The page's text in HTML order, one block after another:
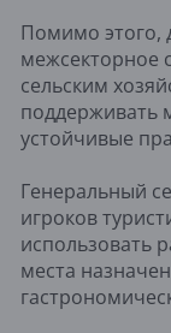
Помимо этого,
межсекторное
сельским
поддерживать
устойчивые
Генеральный
игроков
использовать
места